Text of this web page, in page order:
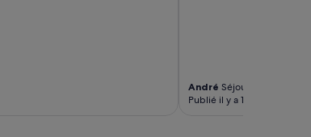
André Séjour de 2 nuits
Publié il y a 1 mois